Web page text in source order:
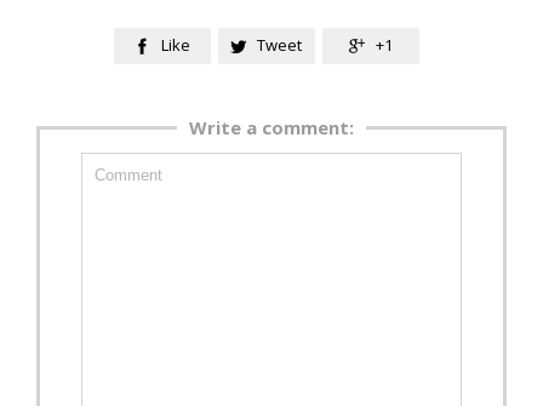
 Like  Tweet  +1
Write a comment: